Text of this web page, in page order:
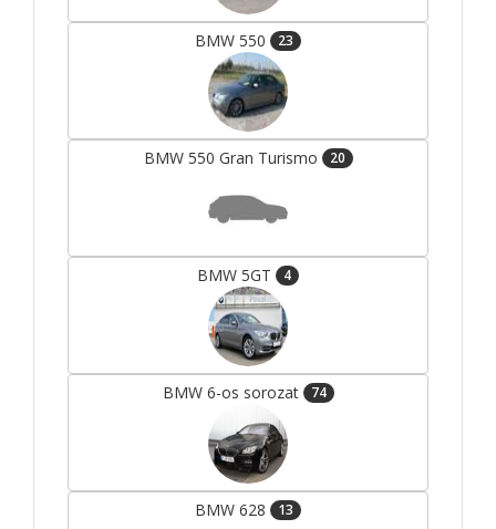
BMW 550 23
BMW 550 Gran Turismo 20
BMW 5GT 4
BMW 6-os sorozat 74
BMW 628 13